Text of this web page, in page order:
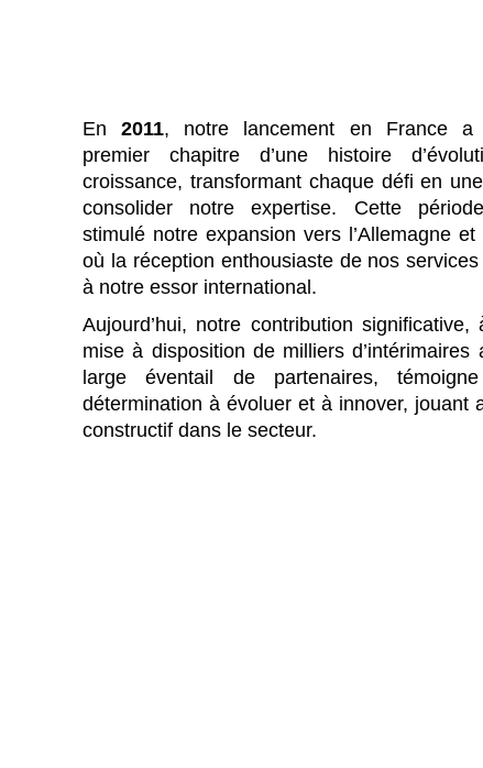
En2011, notre lancement en France a
premier chapitre d’une histoire
croissance, transformant chaque défi en
consolider notre expertise. Cette
stimulé notre expansion vers l’Allemagne et
où la réception enthousiaste de nos
à notre essor international.
Aujourd’hui, notre contribution
mise à disposition de milliers d’intérimaires
large éventail de partenaires,
détermination à évoluer et à innover, jouant
constructif dans le secteur.